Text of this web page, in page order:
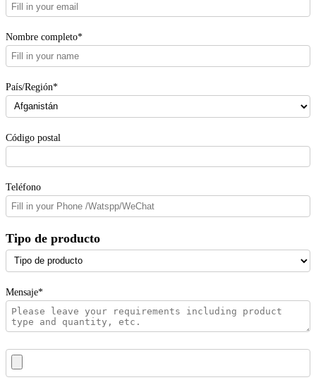
Nombre completo*
País/Región*
Código postal
Teléfono
Tipo de producto
Mensaje*